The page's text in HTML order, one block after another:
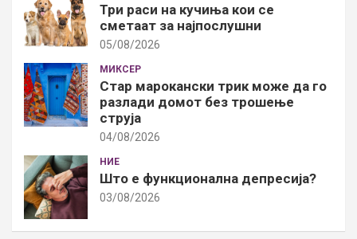
Три раси на кучиња кои се
сметаат за најпослушни
05/08/2026
МИКСЕР
Стар марокански трик може да го
разлади домот без трошење
струја
04/08/2026
НИЕ
Што е функционална депресија?
03/08/2026